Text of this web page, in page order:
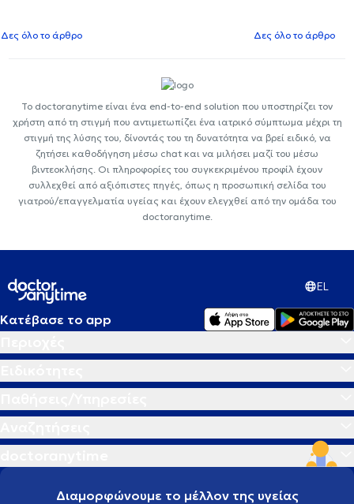
Δες όλο το άρθρο Δες όλο το άρθρο
Το doctoranytime είναι ένα end-to-end solution που υποστηρίζει τον
χρήστη από τη στιγμή που αντιμετωπίζει ένα ιατρικό σύμπτωμα μέχρι τη
στιγμή της λύσης του, δίνοντάς του τη δυνατότητα να βρεί ειδικό, να
ζητήσει καθοδήγηση μέσω chat και να μιλήσει μαζί του μέσω
βιντεοκλήσης. Οι πληροφορίες του συγκεκριμένου προφίλ έχουν
συλλεχθεί από αξιόπιστες πηγές, όπως η προσωπική σελίδα του
γιατρού/επαγγελματία υγείας και έχουν ελεγχθεί από την ομάδα του
doctoranytime.
EL
Κατέβασε το app
Διαμορφώνουμε το μέλλον της υγείας